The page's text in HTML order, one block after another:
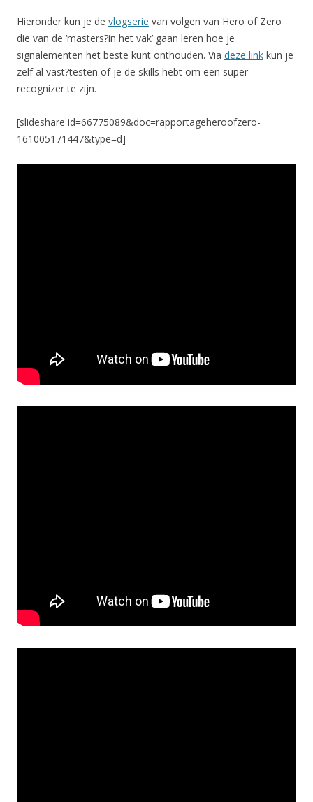
Hieronder kun je de vlogserie van volgen van Hero of Zero
die van de ‘masters?in het vak’ gaan leren hoe je
signalementen het beste kunt onthouden. Via deze link kun je
zelf al vast?testen of je de skills hebt om een super
recognizer te zijn.
[slideshare id=66775089&doc=rapportageheroofzero-
161005171447&type=d]